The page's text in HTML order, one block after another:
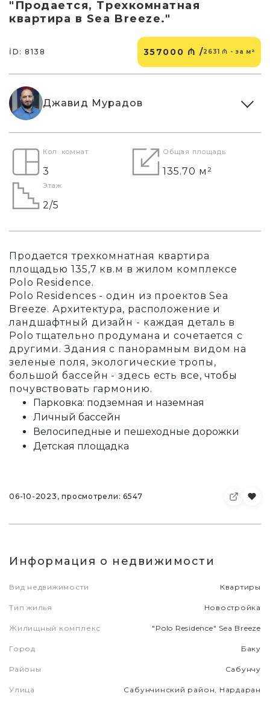
"Продается, Трехкомнатная
квартира в Sea Breeze."
İD: 8138 357000 ₼ /2631 ₼ - за м²
Джавид Мурадов
Кол. комнат
3
Общая площадь
135.70 м²
Этаж
2/5
Продается трехкомнатная квартира
площадью 135,7 кв.м в жилом комплексе
Polo Residence.
Polo Residences - один из проектов Sea
Breeze. Архитектура, расположение и
ландшафтный дизайн - каждая деталь в
Polo тщательно продумана и сочетается с
другими. Здания с панорамным видом на
зеленые поля, экологические тропы,
большой бассейн - здесь есть все, чтобы
почувствовать гармонию.
Парковка: подземная и наземная
Личный бассейн
Велосипедные и пешеходные дорожки
Детская площадка
06-10-2023, просмотрели: 6547
Информация о недвижимости
Вид недвижимости Квартиры
Тип жилья Новостройка
Жилищный комплекс "Polo Residence" Sea Breeze
Город Баку
Районы Сабунчу
Улица Сабунчинский район, Нардаран